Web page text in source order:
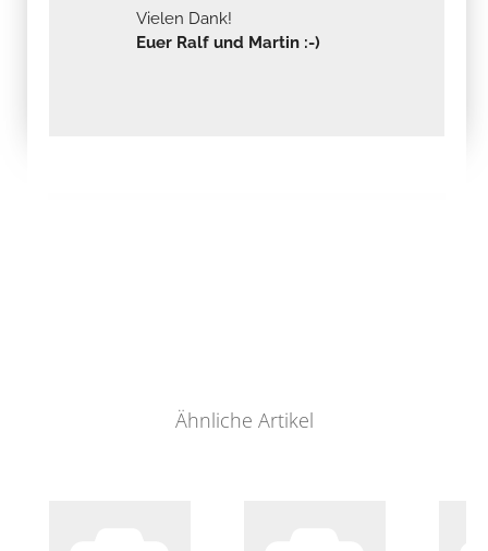
Vielen Dank!
Euer Ralf und Martin :-)
Ähnliche Artikel